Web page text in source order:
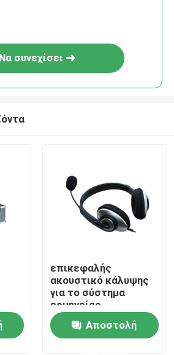
Να συνεχίσει
επικεφαλής
ακουστικό κάλυψης
για το σύστημα
ερμηνείας
Αποστολή